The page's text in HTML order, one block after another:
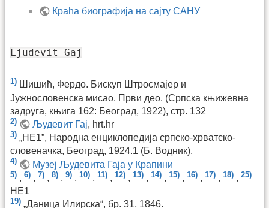
Краћа биографија на сајту САНУ
Ljudevit Gaj
1) Шишић, Фердо. Бискуп Штросмајер и
Јужнословенска мисао. Први део. (Српска књижевна
задруга, књига 162: Београд, 1922), стр. 132
2) Људевит Гај, hrt.hr
3) „НЕ1”, Народна енциклопедија српско-хрватско-
словеначка, Београд, 1924.1 (Б. Водник).
4) Музеј Људевита Гаја у Крапини
5) , 6) , 7) , 8) , 9) , 10) , 11) , 12) , 13) , 14) , 15) , 16) , 17) , 18) , 25)
НЕ1
19) „Даница Илирска“, бр. 31, 1846.